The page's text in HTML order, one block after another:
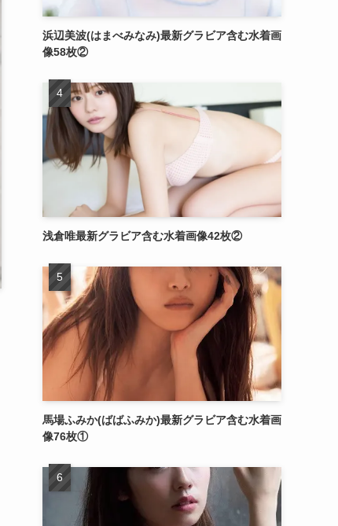
浜辺美波(はまべみなみ)最新グラビア含む水着画
像58枚②
浅倉唯最新グラビア含む水着画像42枚②
馬場ふみか(ばばふみか)最新グラビア含む水着画
像76枚①